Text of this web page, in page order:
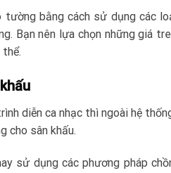
bằng cách sử dụng các
Bạn nên lựa chọn những giá
diễn ca nhạc thì ngoài hệ
cho sân khấu.
sử dụng các phương pháp